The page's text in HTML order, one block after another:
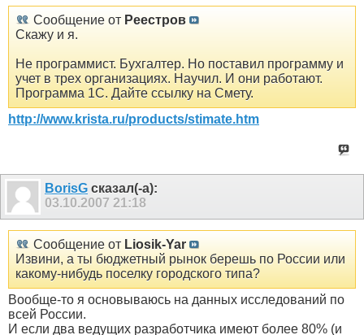
Сообщение от Реестров
Скажу и я.
Не программист. Бухгалтер. Но поставил программу и
учет в трех организациях. Научил. И они работают.
Программа 1С. Дайте ссылку на Смету.
http://www.krista.ru/products/stimate.htm
BorisG сказал(-а):
03.10.2007 21:18
Сообщение от Liosik-Yar
Извини, а ты бюджетный рынок берешь по России или
какому-нибудь поселку городского типа?
Вообще-то я основываюсь на данных исследований по
всей России.
И если два ведущих разработчика имеют более 80% (и